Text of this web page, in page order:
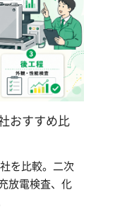
おすすめ比
を比較。二次
放電検査、化